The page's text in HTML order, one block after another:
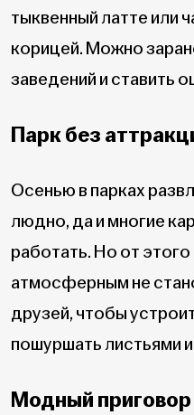
тыквенный латте или
корицей. Можно
заведений и ставить
Парк без
Осенью в парках
людно, да и многие
работать. Но от
атмосферным не
друзей, чтобы
пошуршать листьями
Модный приговор